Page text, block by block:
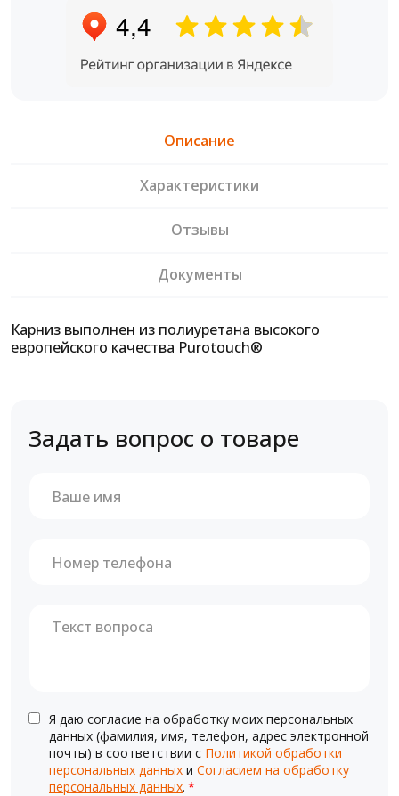
Описание
Характеристики
Отзывы
Документы
Карниз выполнен из полиуретана высокого
европейского качества Purotouch®
Задать вопрос о товаре
Я даю согласие на обработку моих персональных
данных (фамилия, имя, телефон, адрес электронной
почты) в соответствии с Политикой обработки
персональных данных и Согласием на обработку
персональных данных. *